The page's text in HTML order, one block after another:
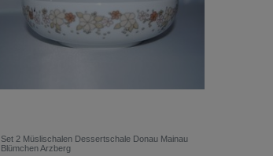
Set 2 Müslischalen Dessertschale Donau Mainau
Blümchen Arzberg